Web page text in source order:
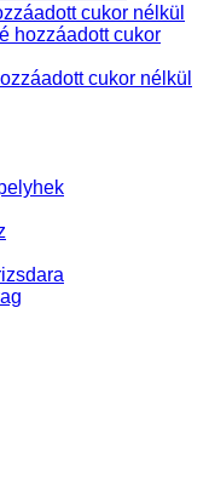
cukor nélkül
hozzáadott cukor
cukor nélkül